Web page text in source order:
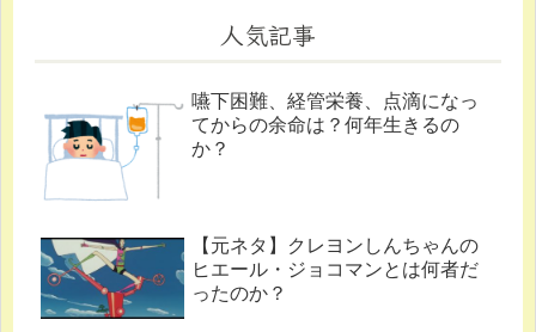
人気記事
嚥下困難、経管栄養、点滴になっ
てからの余命は？何年生きるの
か？
【元ネタ】クレヨンしんちゃんの
ヒエール・ジョコマンとは何者だ
ったのか？